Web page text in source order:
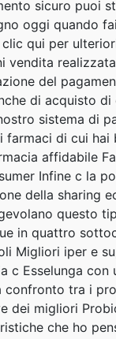
sicuro puoi
oggi quando
qui per
del
di acquisto
sistema di
di cui
affidabile
Infine c la
della sharing
questo
in quattro
Migliori iper e
c Esselunga con
tra i
dei migliori
che ho